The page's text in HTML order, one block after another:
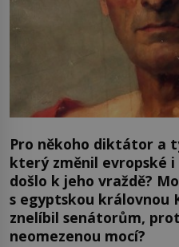
Pro někoho diktátor a
který změnil evropské i
došlo k jeho vraždě?
s egyptskou královnou
znelíbil senátorům,
neomezenou mocí?